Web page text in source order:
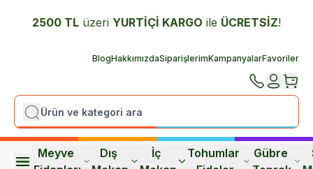
2500 TL üzeri YURTİÇİ KARGO ile ÜCRETSİZ!
BlogHakkımızdaSiparişlerimKampanyalarFavoriler
Meyve
Dış
İç
Tohumlar
Gübre